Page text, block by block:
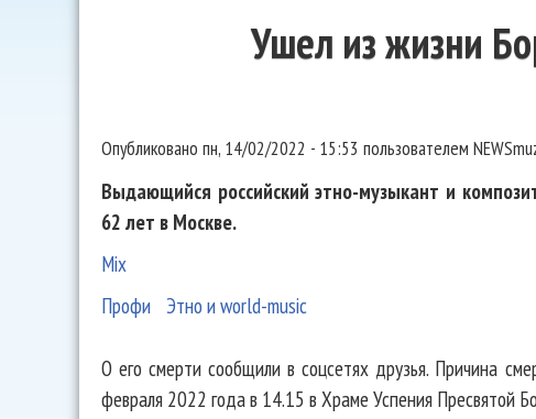
Ушел из жизни
Опубликовано пн, 14/02/2022 - 15:53 пользователем
Выдающийся российский этно-музыкант и
62 лет в Москве.
Mix
Профи Этно и world-music
О его смерти сообщили в соцсетях друзья. Причина
февраля 2022 года в 14.15 в Храме Успения Пресвятой